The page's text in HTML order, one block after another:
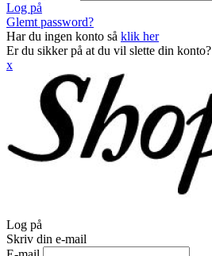
Log på
Glemt password?
Har du ingen konto så klik her
Er du sikker på at du vil slette din konto?
x
Log på
Skriv din e-mail